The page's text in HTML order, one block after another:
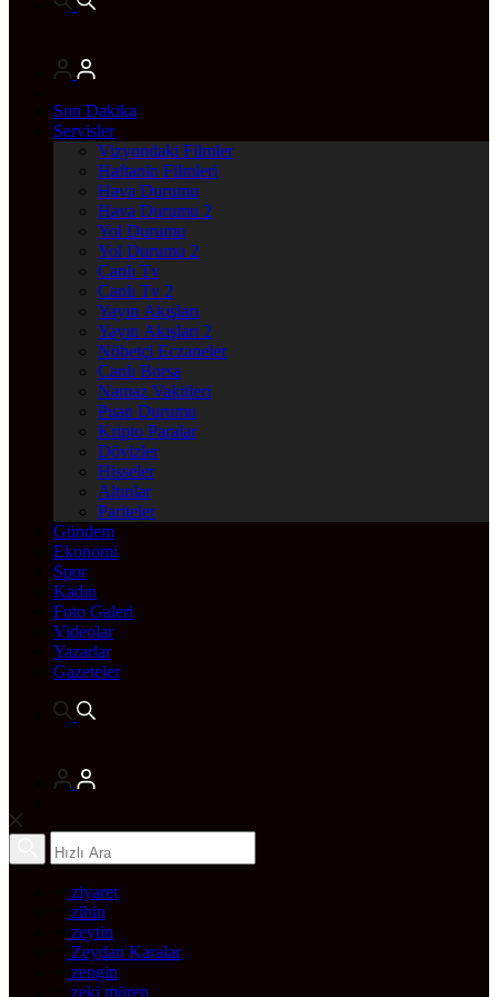
Son Dakika
Servisler
Vizyondaki Filmler
Haftanin Filmleri
Hava Durumu
Hava Durumu 2
Yol Durumu
Yol Durumu 2
Canlı Tv
Canlı Tv 2
Yayın Akışları
Yayın Akışları 2
Nöbetçi Eczaneler
Canlı Borsa
Namaz Vakitleri
Puan Durumu
Kripto Paralar
Dövizler
Hisseler
Altınlar
Pariteler
Gündem
Ekonomi
Spor
Kadın
Foto Galeri
Videolar
Yazarlar
Gazeteler
ziyaret
zihin
zeytin
Zeydan Karalar
zengin
zeki müren